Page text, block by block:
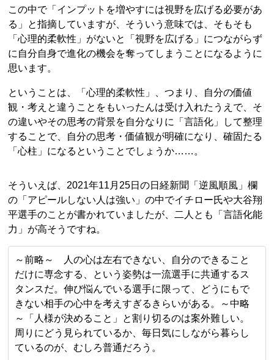
この中で「インプットを増やすには視野を広げる必要があ
る」と指摘していますが、そういう意味では、そもそも
「心理的柔軟性」がないと「視野を広げる」につながらず
に自分自身で進化の機会を奪ってしまうことになるように
思います。
ということは、「心理的柔軟性」、つまり、自分の価値
観・考えと違うことをもいったんは受け入れたうえで、そ
の違いやその思考の背景を自分なりに「言語化」して整理
することで、自分の思考・価値観が明確になり、確固たる
「心柱」になるということでしょうか……。
そういえば、2021年11月25日の日経新聞「逆風順風」欄
の「アピールしない人は強い」の中でイチロー氏や大谷翔
平選手のことが書かれていましたが、二人とも「言語化能
力」が高そうですね。
～前略～ 人の心は左右できない、自分のできること
だけに専念する、という姿勢は一流選手に共通するス
タンスだ。伸び悩んでいる選手に限って、どうにもで
きない相手の心中を考えすぎるきらいがある。～中略
～「人様が決めること」と割り切るのは案外難しい。
周りにどう見られているか、毎日気にしながら暮らし
ているのが、むしろ普通だろう。